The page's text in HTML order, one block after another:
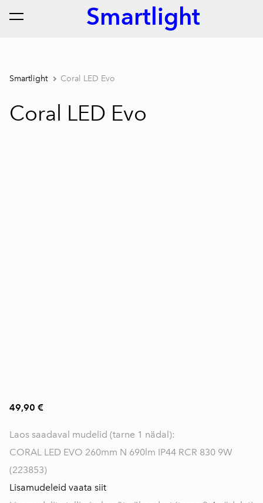
Smartlight
lisati ostukorvi. Vaata ostukorvi
Smartlight Coral LED Evo
Coral LED Evo
49,90 €
Laos saadaval mudelid (tarne 1 nädal):
CORAL LED EVO 260mm N 690lm IP44 RCR 830 9W
(223853)
Lisamudeleid vaata siit